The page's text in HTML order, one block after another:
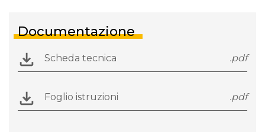
Documentazione
Scheda tecnica .pdf
Foglio istruzioni .pdf